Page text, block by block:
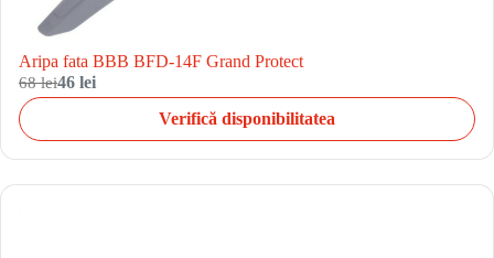
Aripa fata BBB BFD-14F Grand Protect
68 lei46 lei
Verifică disponibilitatea